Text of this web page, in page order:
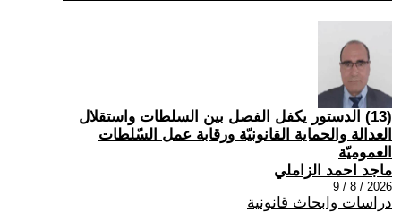
(13) الدستور يكفل الفصل بين السلطات واستقلال
العدالة والحماية القانونيّة ورقابة عمل السّلطات
العموميّة
ماجد احمد الزاملي
2026 / 8 / 9
دراسات وابحاث قانونية